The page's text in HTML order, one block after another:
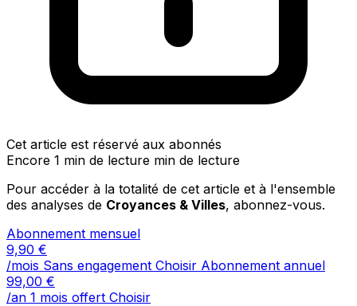
Cet article est réservé aux abonnés
Encore 1 min de lecture min de lecture
Pour accéder à la totalité de cet article et à l'ensemble
des analyses de Croyances & Villes, abonnez-vous.
Abonnement mensuel
9,90 €
/mois Sans engagement Choisir Abonnement annuel
99,00 €
/an 1 mois offert Choisir